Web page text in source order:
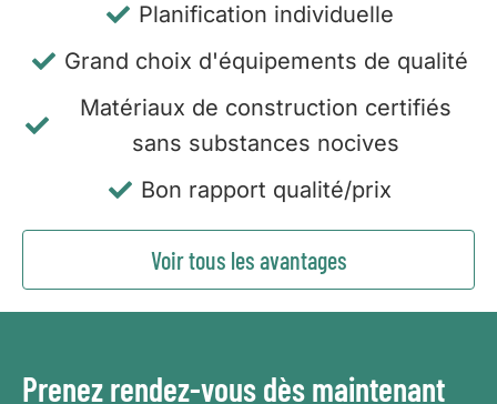
Planification individuelle
Grand choix d'équipements de qualité
Matériaux de construction certifiés
sans substances nocives
Bon rapport qualité/prix
Voir tous les avantages
Prenez rendez-vous dès maintenant